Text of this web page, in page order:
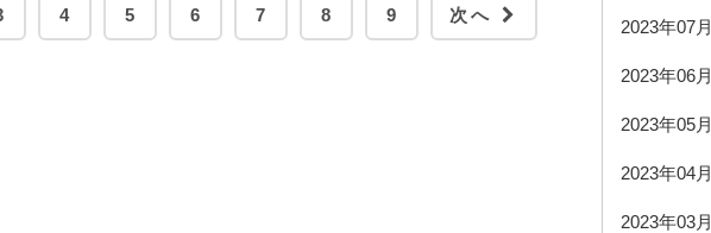
4 5 6 7 8 9 次へ
2023年07月
2023年06月
2023年05月
2023年04月
2023年03月